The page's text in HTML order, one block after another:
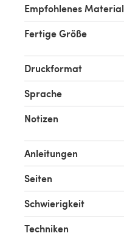
Empfohlenes Material
Fertige Größe
Druckformat
Sprache
Notizen
Anleitungen
Seiten
Schwierigkeit
Techniken